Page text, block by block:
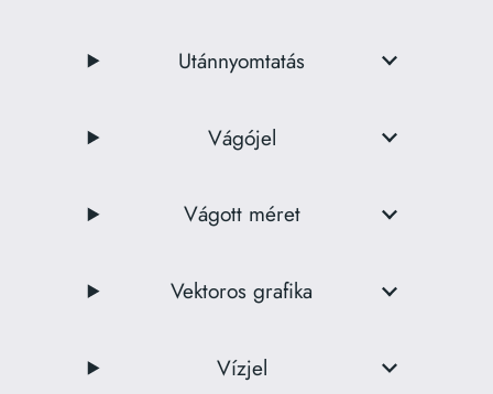
Utánnyomtatás
Vágójel
Vágott méret
Vektoros grafika
Vízjel